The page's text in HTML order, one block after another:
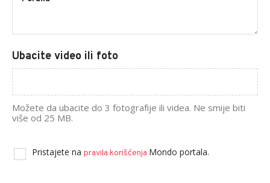
Ubacite video ili foto
Možete da ubacite do 3 fotografije ili videa. Ne smije biti
više od 25 MB.
Pristajete na pravila korišćenja Mondo portala.